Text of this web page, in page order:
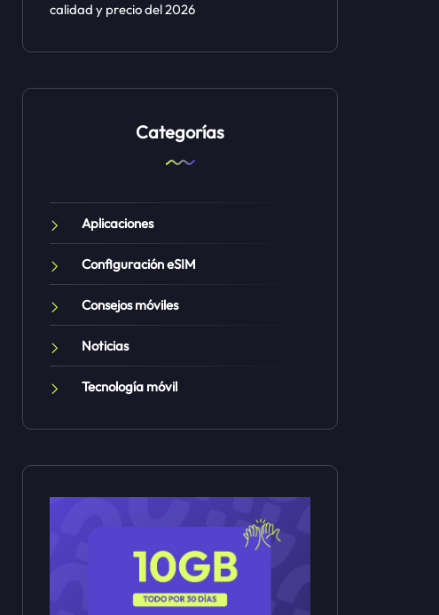
calidad y precio del 2026
Categorías
Aplicaciones
Configuración eSIM
Consejos móviles
Noticias
Tecnología móvil